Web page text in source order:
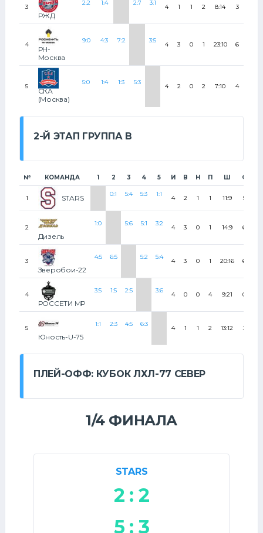
3
РЖД
2:2 1:4 2:7 3:1
4 1 1 2 8:14 3
4
РН-
Москва
9:0 4:3 7:2 3:5
4 3 0 1 23:10 6
5
СКА
(Москва)
5:0 1:4 1:3 5:3
4 2 0 2 7:10 4
2-Й ЭТАП ГРУППА В
№ КОМАНДА 1 2 3 4 5 И В Н П Ш О
1 STARS 0:1 5:4 5:3 1:1
4 2 1 1 11:9 5
2
Дизель
1:0 5:6 5:1 3:2
4 3 0 1 14:9 6
3
Зверобои-22
4:5 6:5 5:2 5:4
4 3 0 1 20:16 6
4
РОССЕТИ МР
3:5 1:5 2:5 3:6
4 0 0 4 9:21 0
5
Юность-U-75
1:1 2:3 4:5 6:3
4 1 1 2 13:12 3
ПЛЕЙ-ОФФ: КУБОК ЛХЛ-77 СЕВЕР
1/4 ФИНАЛА
STARS
2 : 2
5 : 3